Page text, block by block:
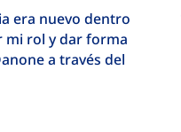
era nuevo dentro
mi rol y dar forma
a través del